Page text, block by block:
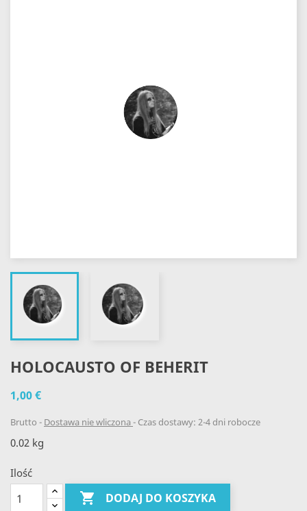
HOLOCAUSTO OF BEHERIT
1,00 €
Brutto Dostawa nie wliczona Czas dostawy: 2-4 dni robocze
0.02 kg
Ilość
 DODAJ DO KOSZYKA